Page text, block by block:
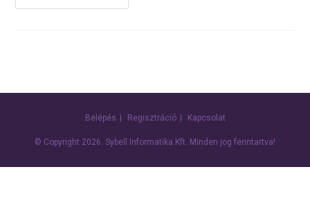
Virtuális
Belépés Regisztráció Kapcsolat
© Copyright 2026. Sybell Informatika Kft. Minden jog fenntartva!